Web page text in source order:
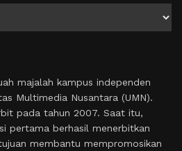
majalah kampus independen
Multimedia Nusantara (UMN).
pada tahun 2007. Saat itu,
pertama berhasil menerbitkan
membantu mempromosikan